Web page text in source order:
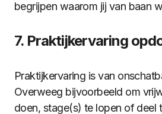
begrijpen waarom jij van baan
7. Praktijkervaring
Praktijkervaring is van
Overweeg bijvoorbeeld om
doen, stage(s) te lopen of deel